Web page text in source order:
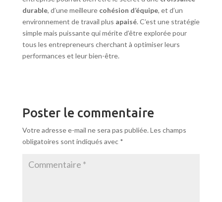
durable, d’une meilleure cohésion d’équipe, et d’un
environnement de travail plus apaisé. C’est une stratégie
simple mais puissante qui mérite d’être explorée pour
tous les entrepreneurs cherchant à optimiser leurs
performances et leur bien-être.
Poster le commentaire
Votre adresse e-mail ne sera pas publiée. Les champs
obligatoires sont indiqués avec *